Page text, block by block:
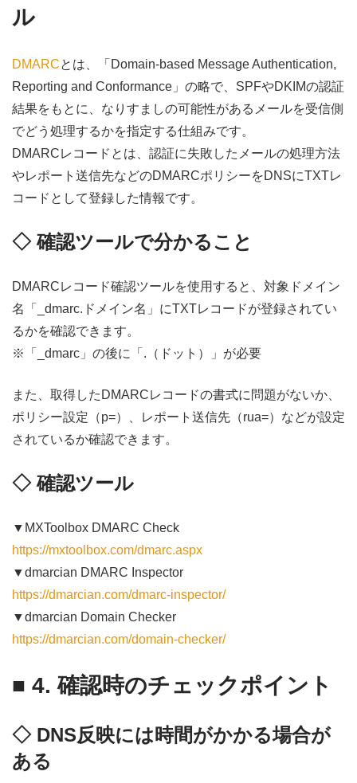
ル
DMARCとは、「Domain-based Message Authentication,
Reporting and Conformance」の略で、SPFやDKIMの認証
結果をもとに、なりすましの可能性があるメールを受信側
でどう処理するかを指定する仕組みです。
DMARCレコードとは、認証に失敗したメールの処理方法
やレポート送信先などのDMARCポリシーをDNSにTXTレ
コードとして登録した情報です。
◇ 確認ツールで分かること
DMARCレコード確認ツールを使用すると、対象ドメイン
名「_dmarc.ドメイン名」にTXTレコードが登録されてい
るかを確認できます。
※「_dmarc」の後に「.（ドット）」が必要
また、取得したDMARCレコードの書式に問題がないか、
ポリシー設定（p=）、レポート送信先（rua=）などが設定
されているか確認できます。
◇ 確認ツール
▼MXToolbox DMARC Check
https://mxtoolbox.com/dmarc.aspx
▼dmarcian DMARC Inspector
https://dmarcian.com/dmarc-inspector/
▼dmarcian Domain Checker
https://dmarcian.com/domain-checker/
■ 4. 確認時のチェックポイント
◇ DNS反映には時間がかかる場合が
ある